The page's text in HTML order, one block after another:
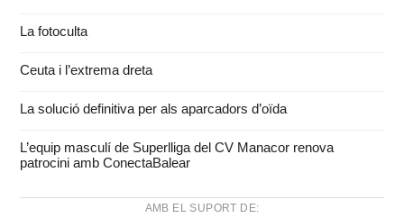
La fotoculta
Ceuta i l’extrema dreta
La solució definitiva per als aparcadors d’oïda
L’equip masculí de Superlliga del CV Manacor renova
patrocini amb ConectaBalear
AMB EL SUPORT DE: